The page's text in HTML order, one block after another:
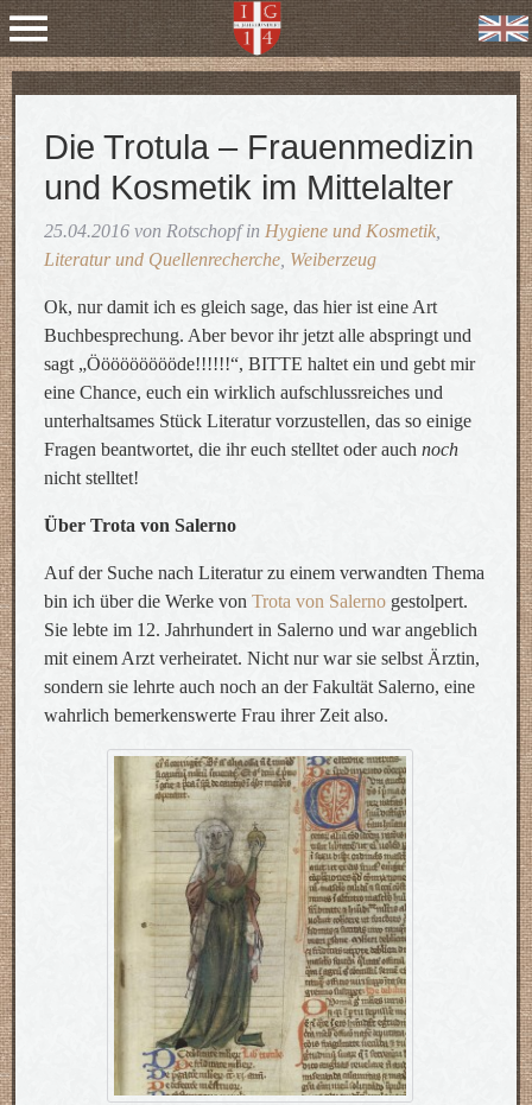
Die Trotula – Frauenmedizin
und Kosmetik im Mittelalter
25.04.2016 von Rotschopf in Hygiene und Kosmetik
Literatur und Quellenrecherche Weiberzeug
Ok, nur damit ich es gleich sage, das hier ist eine Art
Buchbesprechung. Aber bevor ihr jetzt alle abspringt und
sagt „Öööööööööde!!!!!!“, BITTE haltet ein und gebt mir
eine Chance, euch ein wirklich aufschlussreiches und
unterhaltsames Stück Literatur vorzustellen, das so einige
Fragen beantwortet, die ihr euch stelltet oder auch noch
nicht stelltet!
Über Trota von Salerno
Auf der Suche nach Literatur zu einem verwandten Thema
bin ich über die Werke von Trota von Salerno gestolpert.
Sie lebte im 12. Jahrhundert in Salerno und war angeblich
mit einem Arzt verheiratet. Nicht nur war sie selbst Ärztin,
sondern sie lehrte auch noch an der Fakultät Salerno, eine
wahrlich bemerkenswerte Frau ihrer Zeit also.